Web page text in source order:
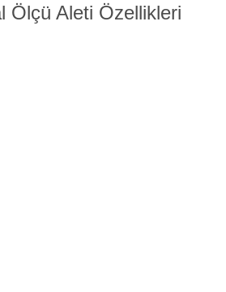
Ölçü Aleti Özellikleri